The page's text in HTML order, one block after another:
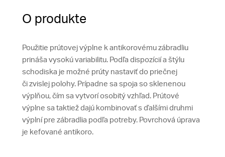
O produkte
Použitie prútovej výplne k antikorovému zábradliu
prináša vysokú variabilitu. Podľa dispozícií a štýlu
schodiska je možné prúty nastaviť do priečnej
či zvislej polohy. Prípadne sa spoja so sklenenou
výplňou, čím sa vytvorí osobitý vzhľad. Prútové
výplne sa taktiež dajú kombinovať s ďalšími druhmi
výplní pre zábradlia podľa potreby. Povrchová úprava
je kefované antikoro.